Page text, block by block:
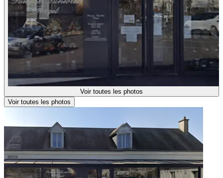
Voir toutes les photos
Voir toutes les photos